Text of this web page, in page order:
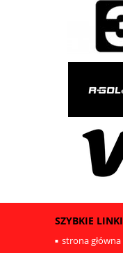
SZYBKIE LINKI
strona główna